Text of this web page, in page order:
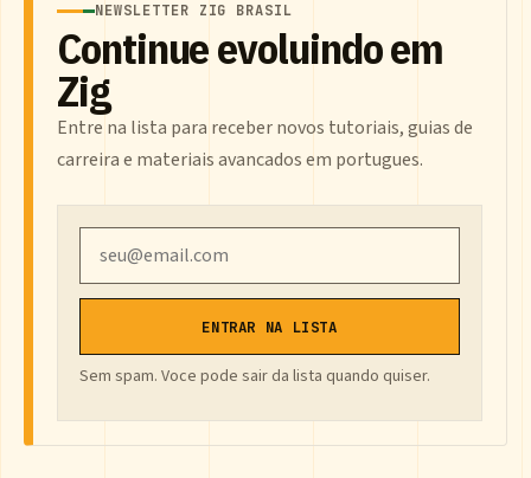
NEWSLETTER ZIG BRASIL
Continue evoluindo em
Zig
Entre na lista para receber novos tutoriais, guias de
carreira e materiais avancados em portugues.
ENTRAR NA LISTA
Sem spam. Voce pode sair da lista quando quiser.